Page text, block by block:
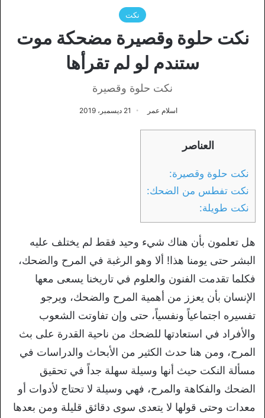
نكت
نكت حلوة وقصيرة مضحكة موت
ستندم لو لم تقرأها
نكت حلوة وقصيرة
اسلام عمر 21 ديسمبر، 2019
العناصر
نكت حلوة وقصيرة:
نكت تفطس من الضحك:
نكت طويلة:
هل تعلمون بأن هناك شيء وحيد فقط لم يختلف عليه
البشر حتى يومنا هذا! ألا وهو الرغبة في المرح والضحك،
فكلما تقدمت الفنون والعلوم في تاريخنا يسعى معها
الإنسان بأن يعزز من أهمية المرح والضحك، ويرجو
تفسيره اجتماعياً ونفسياً، حتى وإن تفاوتت الشعوب
والأفراد في استعادتها للضحك من ناحية القدرة على بث
المرح، ومن هنا حدث الكثير من الأبحاث والدراسات في
مسألة النكت حيث أنها وسيلة سهلة جداً في تحقيق
الضحك والفكاهة والمرح، فهي وسيلة لا تحتاج لأدوات أو
معدات وحتى قولها لا يتعدى سوى دقائق قليلة ومن بعدها